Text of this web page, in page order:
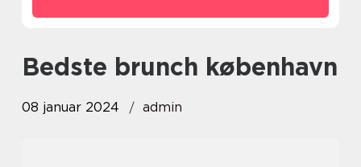
bedste brunch københavn
08 januar 2024 admin